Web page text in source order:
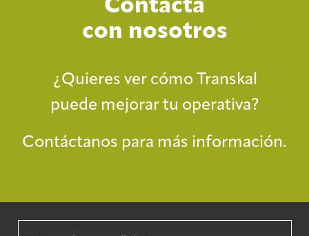
con nosotros
¿Quieres ver cómo Transkal
puede mejorar tu operativa?
Contáctanos para más información.